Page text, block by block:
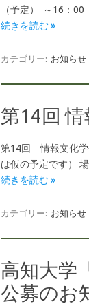
（予定） ～16：
続きを読む »
カテゴリー: お知らせ
第14回
第14回 情報文化学
は仮の予定です）
続きを読む »
カテゴリー: お知らせ
高知大学
公募のお